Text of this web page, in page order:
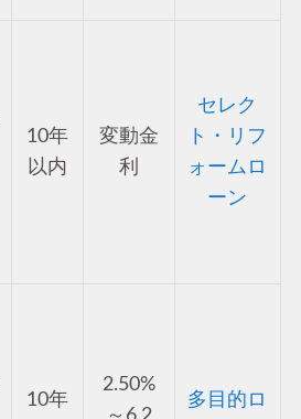
10年
以内
変動金
利
セレク
ト・リフ
ォームロ
ーン
10年
2.50%
～6.2
多目的ロ